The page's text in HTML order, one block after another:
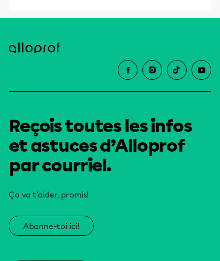
Reçois toutes les infos
et astuces d’Alloprof
par courriel.
Ça va t’aider, promis!
Abonne-toi ici!